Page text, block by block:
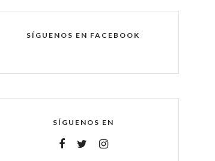
SÍGUENOS EN FACEBOOK
SÍGUENOS EN